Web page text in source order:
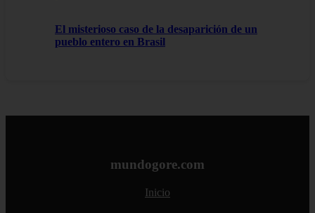
El misterioso caso de la desaparición de un
pueblo entero en Brasil
mundogore.com
Inicio